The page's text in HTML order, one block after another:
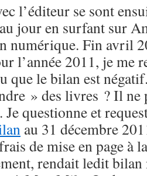
l’éditeur se sont
jour en surfant sur
numérique. Fin avril
l’année 2011, je me
que le bilan est
» des livres ? Il ne
Je questionne et
au 31 décembre
de mise en page à
rendait ledit